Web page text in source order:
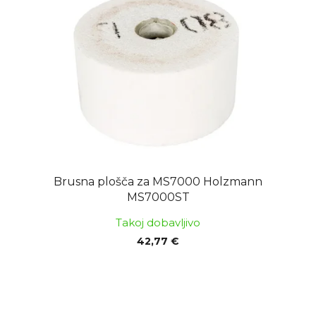
Brusna plošča za MS7000 Holzmann
MS7000ST
Takoj dobavljivo
42,77 €